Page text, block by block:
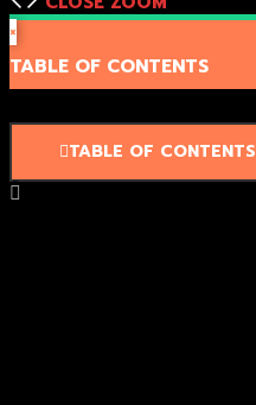
×
TABLE OF CONTENTS
TABLE OF CONTENTS